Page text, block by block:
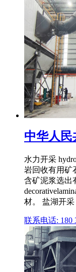
中华人
水力开采
岩回收有用矿
含矿泥浆选出
材。 盐湖开采
联系电话: 180